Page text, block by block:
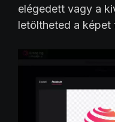
elégedett vagy a
letöltheted a képet